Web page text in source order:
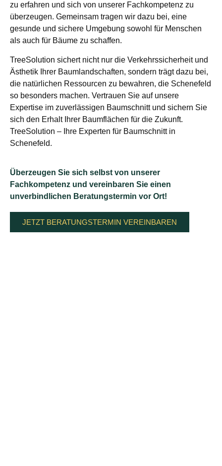
zu erfahren und sich von unserer Fachkompetenz zu
überzeugen. Gemeinsam tragen wir dazu bei, eine
gesunde und sichere Umgebung sowohl für Menschen
als auch für Bäume zu schaffen.
TreeSolution sichert nicht nur die Verkehrssicherheit und
Ästhetik Ihrer Baumlandschaften, sondern trägt dazu bei,
die natürlichen Ressourcen zu bewahren, die Schenefeld
so besonders machen. Vertrauen Sie auf unsere
Expertise im zuverlässigen Baumschnitt und sichern Sie
sich den Erhalt Ihrer Baumflächen für die Zukunft.
TreeSolution – Ihre Experten für Baumschnitt in
Schenefeld.
Überzeugen Sie sich selbst von unserer
Fachkompetenz und vereinbaren Sie einen
unverbindlichen Beratungstermin vor Ort!
JETZT BERATUNGSTERMIN VEREINBAREN